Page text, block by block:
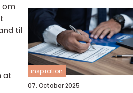
om
til
at
inspiration
07. October 2025